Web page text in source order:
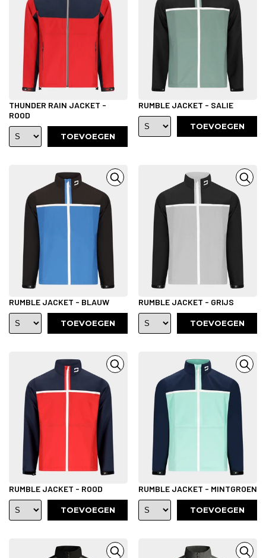
THUNDER RAIN JACKET -
ROOD
TOEVOEGEN
RUMBLE JACKET - SALIE
TOEVOEGEN
RUMBLE JACKET - BLAUW
TOEVOEGEN
RUMBLE JACKET - GRIJS
TOEVOEGEN
RUMBLE JACKET - ROOD
TOEVOEGEN
RUMBLE JACKET - MINTGROEN
TOEVOEGEN